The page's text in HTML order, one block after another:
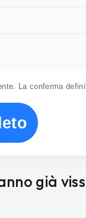
La conferma
già